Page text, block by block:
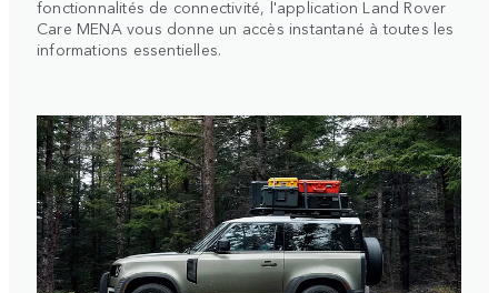
fonctionnalités de connectivité, l'application Land Rover
Care MENA vous donne un accès instantané à toutes les
informations essentielles.